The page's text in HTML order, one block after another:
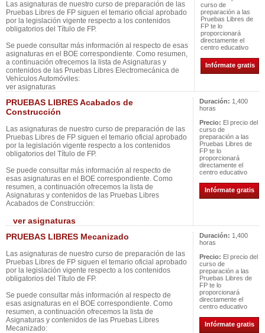
Las asignaturas de nuestro curso de preparación de las
Pruebas Libres de FP siguen el temario oficial aprobado
por la legislación vigente respecto a los contenidos
obligatorios del Título de FP.
Se puede consultar más información al respecto de esas
asignaturas en el BOE correspondiente. Como resumen,
a continuación ofrecemos la lista de Asignaturas y
contenidos de las Pruebas Libres Electromecánica de
Vehículos Automóviles:
ver asignaturas
curso de
preparación a las
Pruebas Libres de
FP te lo
proporcionará
directamente el
centro educativo
Infórmate gratis
PRUEBAS LIBRES Acabados de
Construcción
Las asignaturas de nuestro curso de preparación de las
Pruebas Libres de FP siguen el temario oficial aprobado
por la legislación vigente respecto a los contenidos
obligatorios del Título de FP.
Se puede consultar más información al respecto de
esas asignaturas en el BOE correspondiente. Como
resumen, a continuación ofrecemos la lista de
Asignaturas y contenidos de las Pruebas Libres
Acabados de Construcción:
ver asignaturas
Duración: 1,400
horas
Precio: El precio del
curso de
preparación a las
Pruebas Libres de
FP te lo
proporcionará
directamente el
centro educativo
Infórmate gratis
PRUEBAS LIBRES Mecanizado
Las asignaturas de nuestro curso de preparación de las
Pruebas Libres de FP siguen el temario oficial aprobado
por la legislación vigente respecto a los contenidos
obligatorios del Título de FP.
Se puede consultar más información al respecto de
esas asignaturas en el BOE correspondiente. Como
resumen, a continuación ofrecemos la lista de
Asignaturas y contenidos de las Pruebas Libres
Mecanizado:
Duración: 1,400
horas
Precio: El precio del
curso de
preparación a las
Pruebas Libres de
FP te lo
proporcionará
directamente el
centro educativo
Infórmate gratis